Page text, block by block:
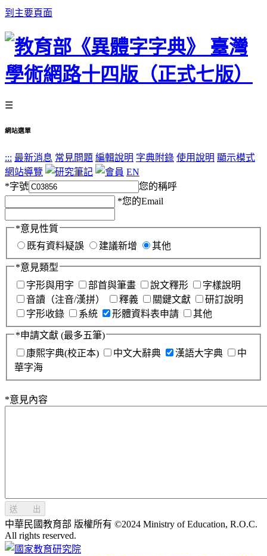
到主要頁面
☰
網站選單
::: 最新消息 常見問題 編輯說明 字典附錄 使用說明 顯示模式
網站導覽
EN
*字號
您的稱呼
*您的Email
*意見性質
既有資料疑誤
建議新增 其他
*意見類型
字形與用字
部首與筆畫 說文釋形
字樣說明
音讀（注音/漢拼）
釋義 關鍵文獻
研訂說明
字形收錄
系統 形體資料表申請 其他
*申請文獻 (最多五筆)
康熙字典(校正本)
中文大辭典 漢語大字典
中
華字海
*意見內容
送 出
中華民國教育部 版權所有 ©2024 Ministry of Education, R.O.C.
All rights reserved.